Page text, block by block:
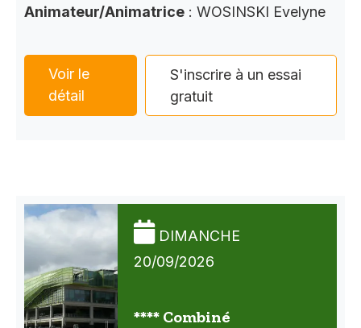
Animateur/Animatrice : WOSINSKI Evelyne
Voir le
détail
S'inscrire à un essai
gratuit
DIMANCHE
20/09/2026
**** Combiné